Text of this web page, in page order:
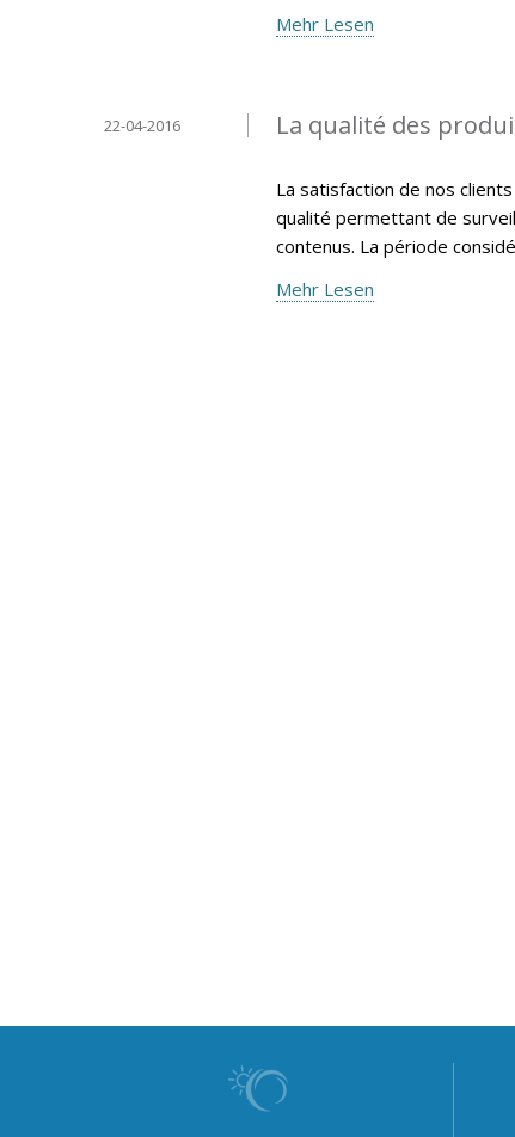
Mehr Lesen
La qualité des
22-04-2016
La satisfaction de nos
qualité permettant de
contenus. La période
Mehr Lesen